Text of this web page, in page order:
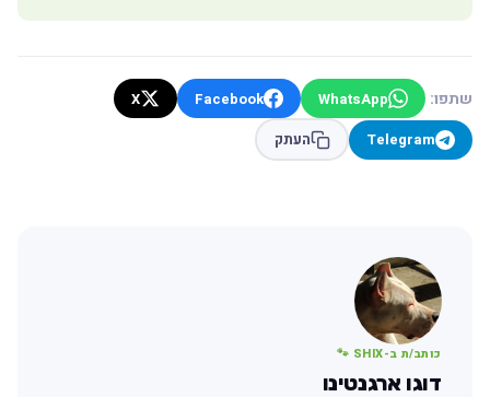
שתפו: WhatsApp
Facebook
X
Telegram
העתק
כותב/ת ב-SHIX 🐾
דוגו ארגנטינו